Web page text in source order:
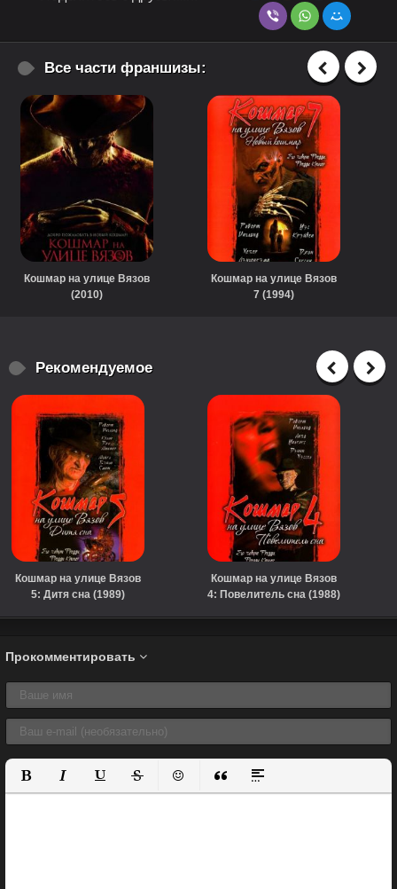
Все части франшизы:
Кошмар на улице Вязов
(2010)
Кошмар на улице Вязов
7 (1994)
Рекомендуемое
Кошмар на улице Вязов
5: Дитя сна (1989)
Кошмар на улице Вязов
4: Повелитель сна (1988)
Прокомментировать
Полужирный
КурсивПодчеркнутый
ЗачеркнутыйВставить смайлик
Вставка цитаты
Вставка спойлера